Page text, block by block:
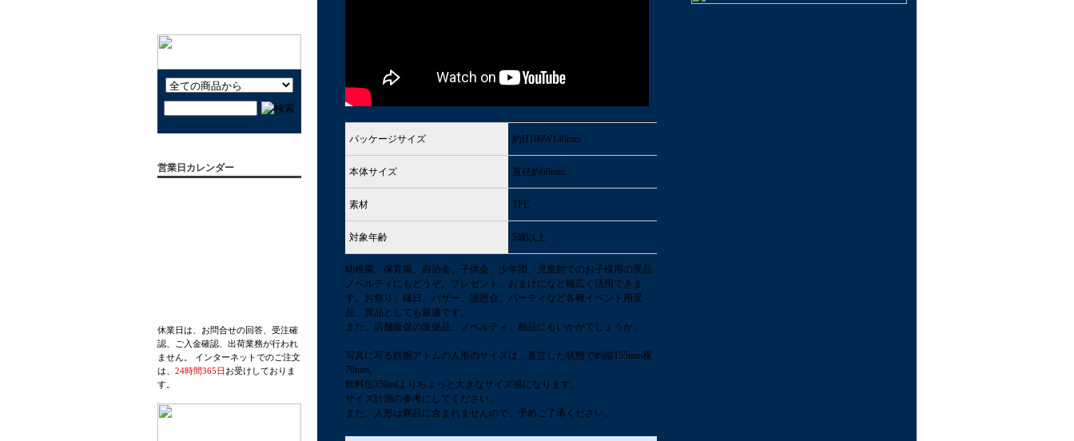
営業日カレンダー
休業日は、お問合せの回答、受注確
認、ご入金確認、出荷業務が行われ
ません。 インターネットでのご注文
は、 24時間365日 お受けしておりま
す。
パッケージサイズ 約H160W140mm
本体サイズ 直径約60mm
素材 TPE
対象年齢 5歳以上
幼稚園、保育園、自治会、子供会、少年団、児童館でのお子様用の景品
ノベルティにもどうぞ。プレゼント、おまけになど幅広く活用できま
す。お祭り、縁日、バザー、謝恩会、パーティなど各種イベント用景
品、賞品としても最適です。
また、店舗販促の販促品、ノベルティ、粗品にもいかがでしょうか。
写真に写る鉄腕アトムの人形のサイズは、直立した状態で約縦155mm横
70mm。
飲料缶350mlよりちょっと大きなサイズ感になります。
サイズ計測の参考にしてください。
また、人形は商品に含まれませんので、予めご了承ください。